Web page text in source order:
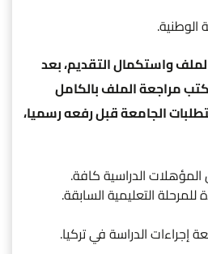
واستكمال التقديم، بعد
مراجعة الملف بالكامل
الجامعة قبل رفعه رسميا،
الدراسية كافة.
التعليمية السابقة.
إجراءات الدراسة في تركيا.